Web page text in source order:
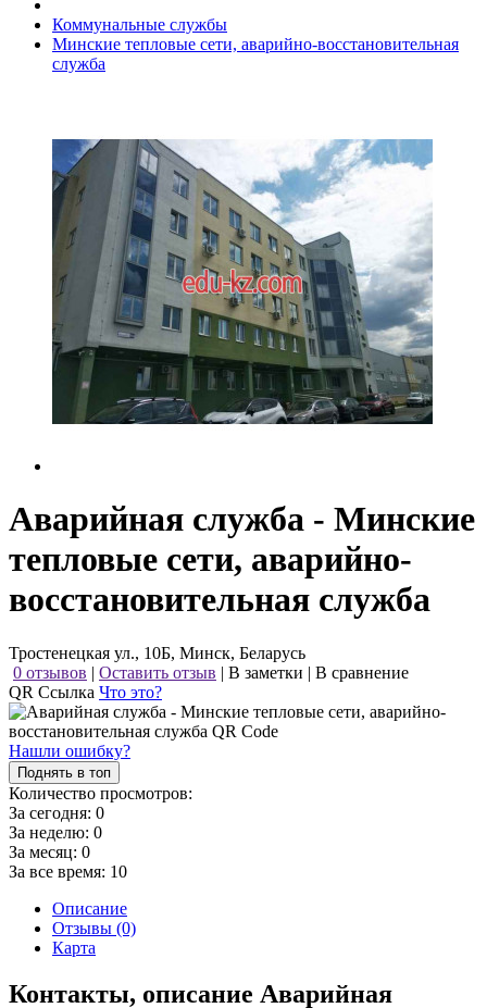
Коммунальные службы
Минские тепловые сети, аварийно-восстановительная
служба
Аварийная служба - Минские
тепловые сети, аварийно-
восстановительная служба
Тростенецкая ул., 10Б, Минск, Беларусь
0 отзывов | Оставить отзыв | В заметки | В сравнение
QR Ссылка Что это?
Нашли ошибку?
Поднять в топ
Количество просмотров:
За сегодня: 0
За неделю: 0
За месяц: 0
За все время: 10
Описание
Отзывы (0)
Карта
Контакты, описание Аварийная